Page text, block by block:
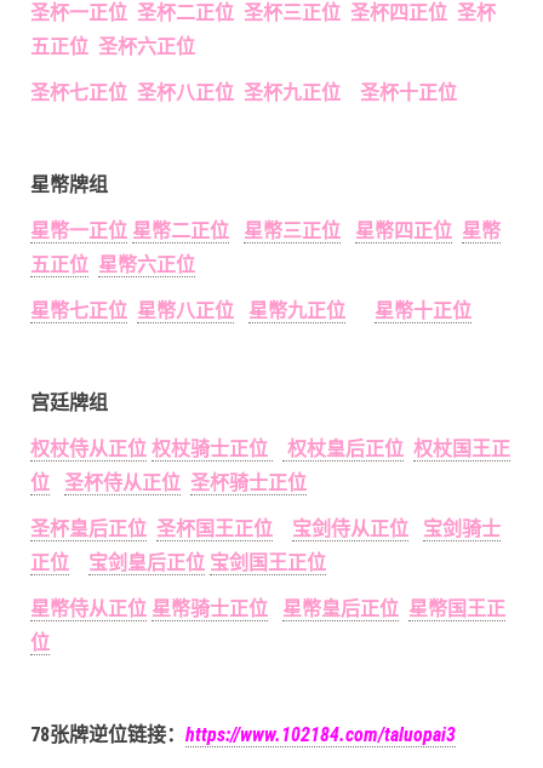
圣杯一正位 圣杯二正位 圣杯三正位 圣杯四正位 圣杯
五正位 圣杯六正位
圣杯七正位 圣杯八正位 圣杯九正位 圣杯十正位
星幣牌组
星幣一正位 星幣二正位 星幣三正位 星幣四正位 星幣
五正位 星幣六正位
星幣七正位 星幣八正位 星幣九正位 星幣十正位
宫廷牌组
权杖侍从正位 权杖骑士正位 权杖皇后正位 权杖国王正
位
圣杯侍从正位 圣杯骑士正位
圣杯皇后正位 圣杯国王正位 宝剑侍从正位
宝剑骑士
正位
宝剑皇后正位 宝剑国王正位
星幣侍从正位 星幣骑士正位 星幣皇后正位 星幣国王正
位
78张牌逆位链接： https://www.102184.com/taluopai3